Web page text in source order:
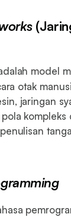
model
otak
jaringan
kompleks